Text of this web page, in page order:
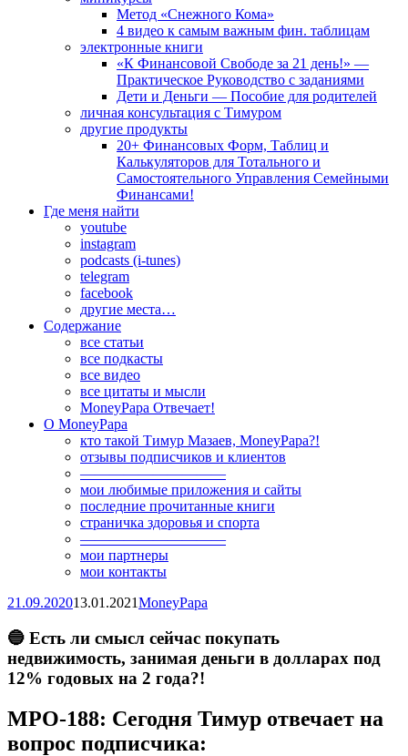
Метод «Снежного Кома»
4 видео к самым важным фин. таблицам
электронные книги
«К Финансовой Свободе за 21 день!» —
Практическое Руководство с заданиями
Дети и Деньги — Пособие для родителей
личная консультация с Тимуром
другие продукты
20+ Финансовых Форм, Таблиц и
Калькуляторов для Тотального и
Самостоятельного Управления Семейными
Финансами!
Где меня найти
youtube
instagram
podcasts (i-tunes)
telegram
facebook
другие места…
Содержание
все статьи
все подкасты
все видео
все цитаты и мысли
MoneyPapa Отвечает!
О MoneyPapa
кто такой Тимур Мазаев, MoneyPapa?!
отзывы подписчиков и клиентов
——————————
мои любимые приложения и сайты
последние прочитанные книги
страничка здоровья и спорта
——————————
мои партнеры
мои контакты
21.09.202013.01.2021MoneyPapa
🔵 Есть ли смысл сейчас покупать
недвижимость, занимая деньги в долларах под
12% годовых на 2 года?!
MPO-188: Сегодня Тимур отвечает на
вопрос подписчика: